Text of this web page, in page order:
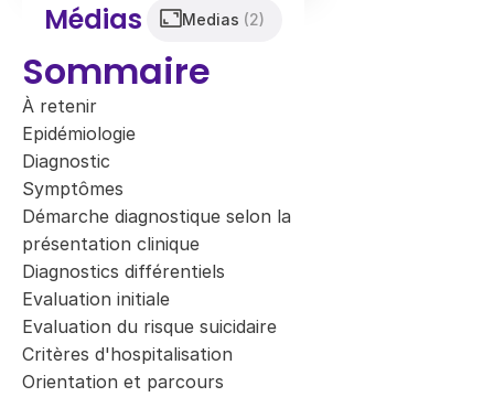
Médias Medias (2)
Sommaire
À retenir
Epidémiologie
Diagnostic
Symptômes
Démarche diagnostique selon la
présentation clinique
Diagnostics différentiels
Evaluation initiale
Evaluation du risque suicidaire
Critères d'hospitalisation
Orientation et parcours